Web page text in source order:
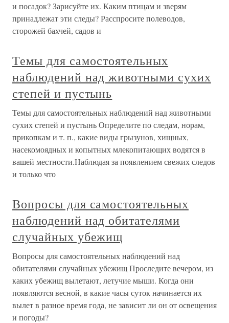
и посадок? Зарисуйте их. Каким птицам и зверям
принадлежат эти следы? Расспросите полеводов,
сторожей бахчей, садов и
Темы для самостоятельных
наблюдений над животными сухих
степей и пустынь
Темы для самостоятельных наблюдений над животными
сухих степей и пустынь Определите по следам, норам,
прикопкам и т. п., какие виды грызунов, хищных,
насекомоядных и копытных млекопитающих водятся в
вашей местности.Наблюдая за появлением свежих следов
и только что
Вопросы для самостоятельных
наблюдений над обитателями
случайных убежищ
Вопросы для самостоятельных наблюдений над
обитателями случайных убежищ Проследите вечером, из
каких убежищ вылетают, летучие мыши. Когда они
появляются весной, в какие часы суток начинается их
вылет в разное время года, не зависит ли он от освещения
и погоды?